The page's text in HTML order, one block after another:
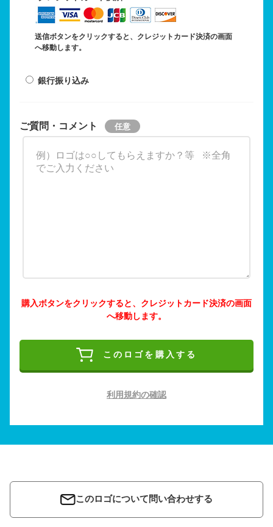
送信ボタンをクリックすると、クレジットカード決済の画面
へ移動します。
銀行振り込み
ご質問・コメント
購入ボタンをクリックすると、クレジットカード決済の画面
へ移動します。
このロゴを購入する
利用規約の確認
このロゴについて問い合わせする